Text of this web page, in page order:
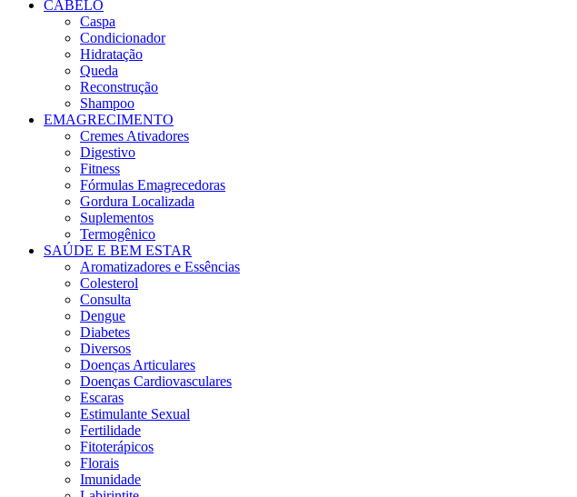
CABELO
Caspa
Condicionador
Hidratação
Queda
Reconstrução
Shampoo
EMAGRECIMENTO
Cremes Ativadores
Digestivo
Fitness
Fórmulas Emagrecedoras
Gordura Localizada
Suplementos
Termogênico
SAÚDE E BEM ESTAR
Aromatizadores e Essências
Colesterol
Consulta
Dengue
Diabetes
Diversos
Doenças Articulares
Doenças Cardiovasculares
Escaras
Estimulante Sexual
Fertilidade
Fitoterápicos
Florais
Imunidade